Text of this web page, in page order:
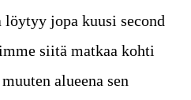
jopa kuusi second
siitä matkaa kohti
alueena sen